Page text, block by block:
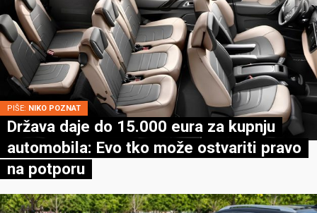
PIŠE: NIKO POZNAT
Država daje do 15.000 eura za kupnju
automobila: Evo tko može ostvariti pravo
na potporu